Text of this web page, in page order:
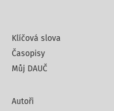
Klíčová slova
Časopisy
Můj DAUČ
Autoři